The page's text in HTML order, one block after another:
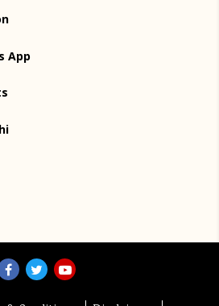
App